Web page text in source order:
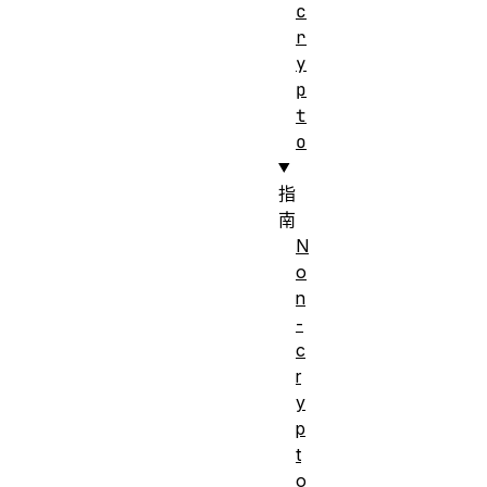
c
r
y
p
t
o
指
南
N
o
n
-
c
r
y
p
t
o